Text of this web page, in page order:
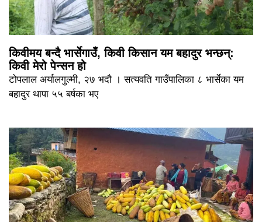
किवीमय बन्दै भार्सेगाउँ, किवी किसान यम बहादुर भन्छन्:
किवी मेरो पेन्सन हो
टोपलाल अर्यालगुल्मी, २७ भदौ । सत्यवति गाउँपालिका ८ भार्सेका यम
बहादुर थापा ५५ बर्षका भए